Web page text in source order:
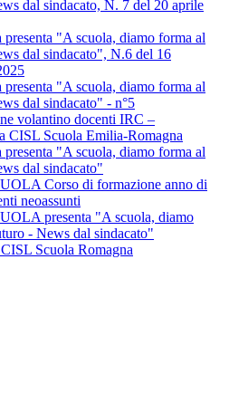
dal sindacato, N. 7 del 20 aprile
presenta "A scuola, diamo forma al
dal sindacato", N.6 del 16
presenta "A scuola, diamo forma al
dal sindacato" - n°5
volantino docenti IRC –
CISL Scuola Emilia-Romagna
presenta "A scuola, diamo forma al
dal sindacato"
Corso di formazione anno di
neoassunti
presenta "A scuola, diamo
- News dal sindacato"
Scuola Romagna